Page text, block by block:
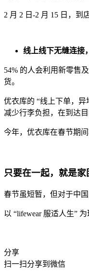
2 月 2 日-2 月 15 日，到
线上线下无缝连接
54% 的人会利用新零售
货。
优衣库的 “线上下单，
减少行李负担，在到达
今年，优衣库在春节期
只要在一起，就是家
春节虽短暂，但对于中
以 “lifewear 服适人生”
分享
扫一扫分享到微信